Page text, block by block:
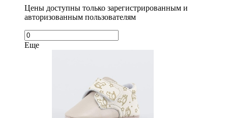
Цены доступны только зарегистрированным и
авторизованным пользователям
Еще